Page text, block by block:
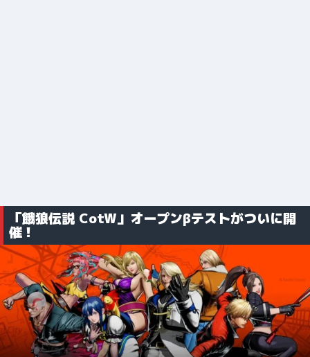
「餓狼伝説 CotW」オープンβテストがついに開
催！